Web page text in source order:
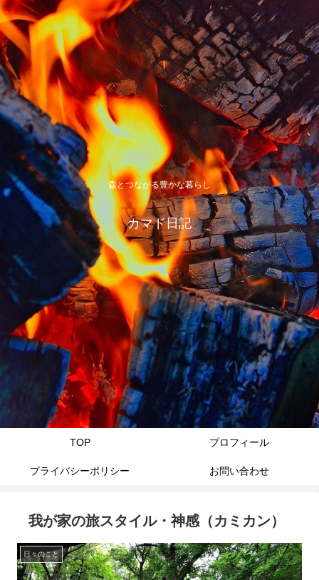
森とつながる豊かな暮らし
カマド日記
TOP プロフィール
プライバシーポリシー お問い合わせ
我が家の旅スタイル・神感（カミカン）
日々のこと